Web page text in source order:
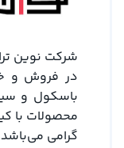
شرکت نوین
در فروش و
باسکول و
محصولات با
گرامی